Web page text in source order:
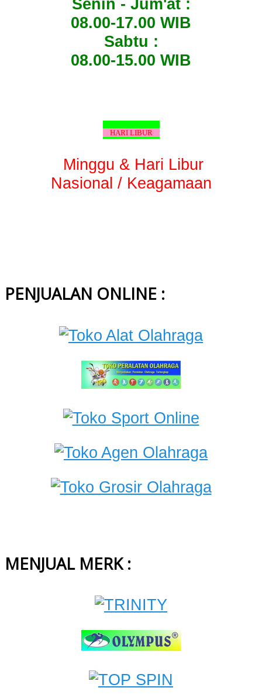
Senin - Jum'at :
08.00-17.00 WIB
Sabtu :
08.00-15.00 WIB
HARI LIBUR
Minggu & Hari Libur
Nasional / Keagamaan
PENJUALAN ONLINE :
MENJUAL MERK :